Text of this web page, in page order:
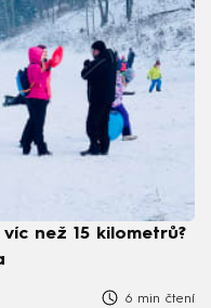
než 15 kilometrů?
6 min čtení